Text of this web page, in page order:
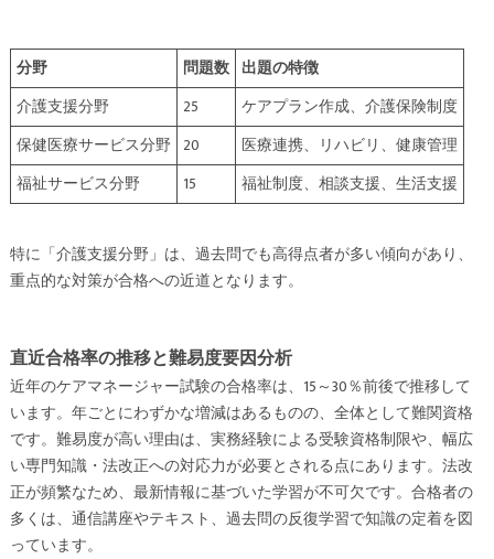
分野 問題数 出題の特徴
介護支援分野
25
ケアプラン作成、介護保険制度
保健医療サービス分野 20
医療連携、リハビリ、健康管理
福祉サービス分野
15 福祉制度、相談支援、生活支援
特に「介護支援分野」は、過去問でも高得点者が多い傾向があり、
重点的な対策が合格への近道となります。
直近合格率の推移と難易度要因分析
近年のケアマネージャー試験の合格率は、15～30％前後で推移して
います。年ごとにわずかな増減はあるものの、全体として難関資格
です。難易度が高い理由は、実務経験による受験資格制限や、幅広
い専門知識・法改正への対応力が必要とされる点にあります。法改
正が頻繁なため、最新情報に基づいた学習が不可欠です。合格者の
多くは、通信講座やテキスト、過去問の反復学習で知識の定着を図
っています。